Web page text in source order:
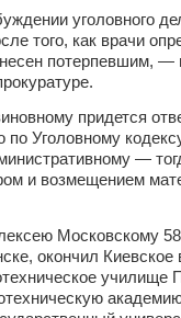
уголовного
того, как врачи
потерпевшим, —
придется
Уголовному
—
и возмещением
Московскому
окончил